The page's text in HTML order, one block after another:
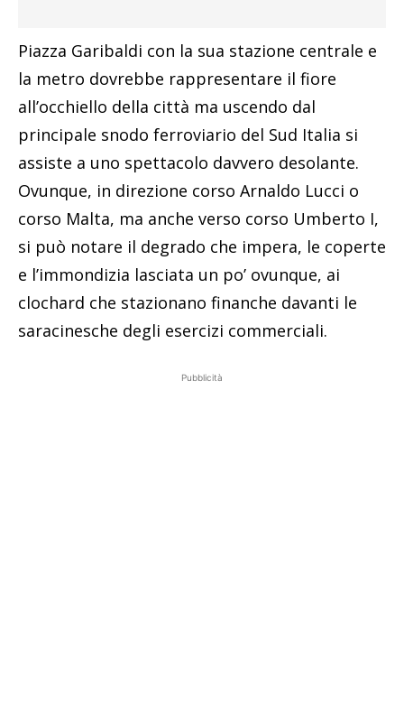
Piazza Garibaldi con la sua stazione centrale e
la metro dovrebbe rappresentare il fiore
all’occhiello della città ma uscendo dal
principale snodo ferroviario del Sud Italia si
assiste a uno spettacolo davvero desolante.
Ovunque, in direzione corso Arnaldo Lucci o
corso Malta, ma anche verso corso Umberto I,
si può notare il degrado che impera, le coperte
e l’immondizia lasciata un po’ ovunque, ai
clochard che stazionano finanche davanti le
saracinesche degli esercizi commerciali.
Pubblicità